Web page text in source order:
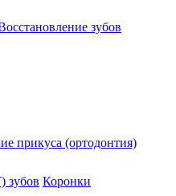
зубов
прикуса (ортодонтия)
зубов Коронки